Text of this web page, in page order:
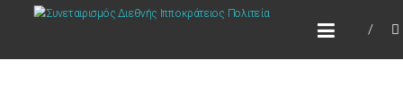
ΣΥΝΕΤΑΙΡΙΣΜΌΣ ΔΙΕΘΝΉΣ